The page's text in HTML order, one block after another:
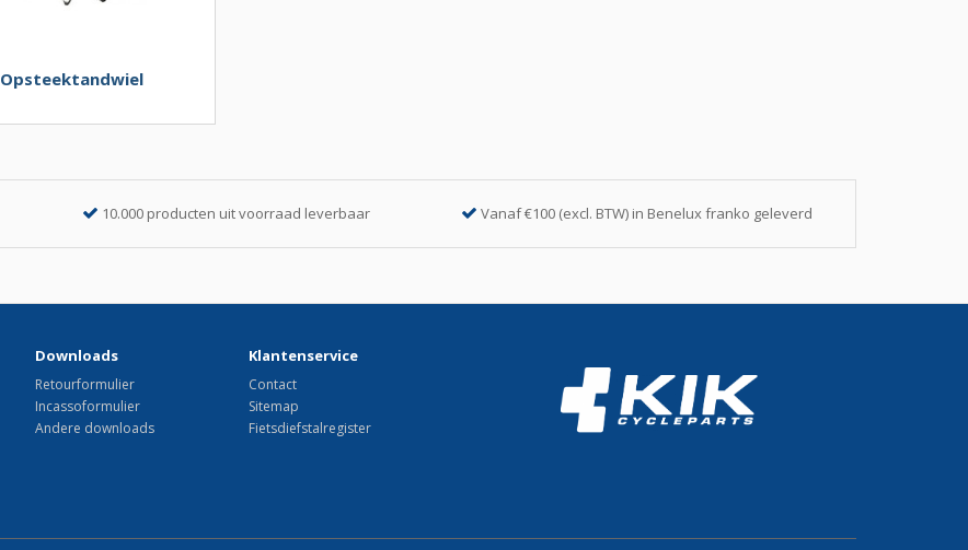
Opsteektandwiel
10.000 producten uit voorraad leverbaar Vanaf €100 (excl. BTW) in Benelux franko geleverd
Downloads
Retourformulier
Incassoformulier
Andere downloads
Klantenservice
Contact
Sitemap
Fietsdiefstalregister